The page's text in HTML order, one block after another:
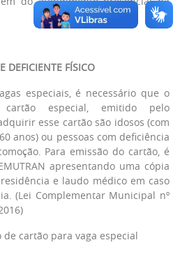
DEFICIENTE FÍSICO
especiais, é necessário que o
especial, emitido pelo
esse cartão são idosos (com
anos) ou pessoas com deficiência
Para emissão do cartão, é
apresentando uma cópia
e laudo médico em caso
(Lei Complementar Municipal nº
cartão para vaga especial